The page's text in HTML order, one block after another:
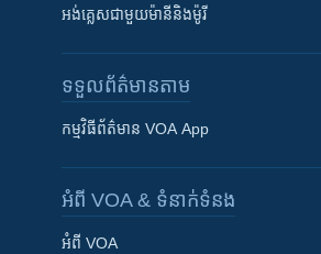
អង់គ្លេស​ជាមួយ​ម៉ានី​និង​ម៉ូរី
ទទួល​ព័ត៌មាន​តាម
កម្មវិធី​ព័ត៌មាន VOA App
អំពី​ VOA & ទំនាក់ទំនង
អំពី​ VOA